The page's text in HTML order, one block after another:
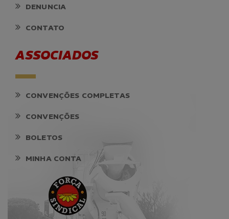
DENUNCIA
CONTATO
ASSOCIADOS
CONVENÇÕES COMPLETAS
CONVENÇÕES
BOLETOS
MINHA CONTA